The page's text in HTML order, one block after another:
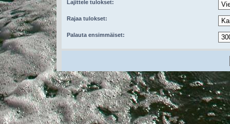
Lajittele tulokset:
Rajaa tulokset:
Palauta ensimmäiset: